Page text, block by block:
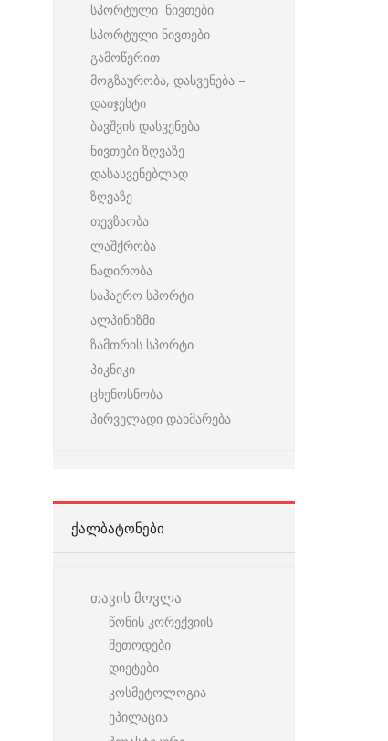
სპორტული ნივთები
სპორტული ნივთები
გამოწერით
მოგზაურობა, დასვენება –
დაიჯესტი
ბავშვის დასვენება
ნივთები ზღვაზე
დასასვენებლად
ზღვაზე
თევზაობა
ლაშქრობა
ნადირობა
საჰაერო სპორტი
ალპინიზმი
ზამთრის სპორტი
პიკნიკი
ცხენოსნობა
პირველადი დახმარება
ᲥᲐᲚᲑᲐᲢᲝᲜᲔᲑᲘ
თავის მოვლა
წონის კორექვიის
მეთოდები
დიეტები
კოსმეტოლოგია
ეპილაცია